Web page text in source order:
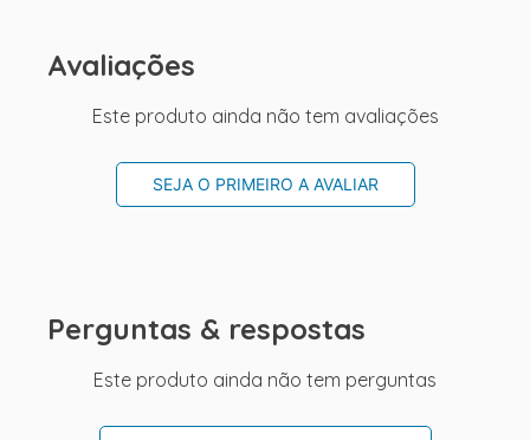
Avaliações
Este produto ainda não tem avaliações
SEJA O PRIMEIRO A AVALIAR
Perguntas & respostas
Este produto ainda não tem perguntas